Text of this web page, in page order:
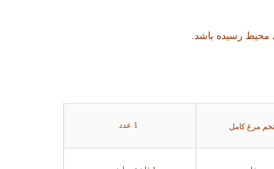
رسيده باشد.
تخم مرغ كامل